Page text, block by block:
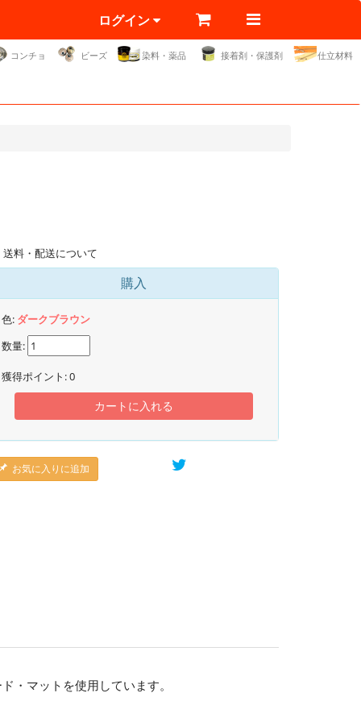
ログイン
コンチョ ビーズ 染料・薬品 接着剤・保護剤 仕立材料
送料・配送について
購入
色: ダークブラウン
数量:
獲得ポイント:0
カートに入れる
お気に入りに追加
・マットを使用しています。